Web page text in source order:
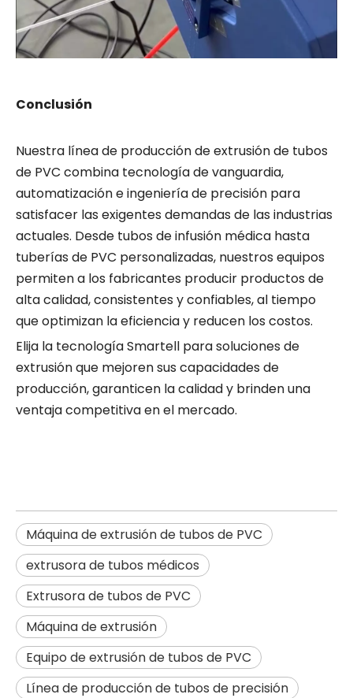
Conclusión
Nuestra línea de producción de extrusión de tubos
de PVC combina tecnología de vanguardia,
automatización e ingeniería de precisión para
satisfacer las exigentes demandas de las industrias
actuales. Desde tubos de infusión médica hasta
tuberías de PVC personalizadas, nuestros equipos
permiten a los fabricantes producir productos de
alta calidad, consistentes y confiables, al tiempo
que optimizan la eficiencia y reducen los costos.
Elija la tecnología Smartell para soluciones de
extrusión que mejoren sus capacidades de
producción, garanticen la calidad y brinden una
ventaja competitiva en el mercado.
Máquina de extrusión de tubos de PVC
extrusora de tubos médicos
Extrusora de tubos de PVC
Máquina de extrusión
Equipo de extrusión de tubos de PVC
Línea de producción de tubos de precisión